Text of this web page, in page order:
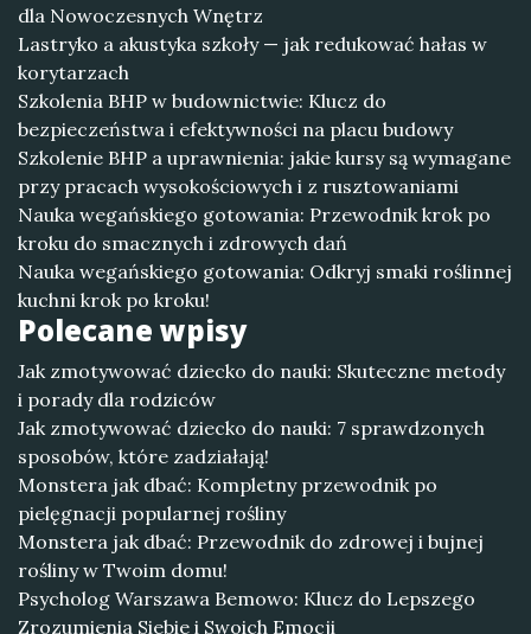
dla Nowoczesnych Wnętrz
Lastryko a akustyka szkoły — jak redukować hałas w
korytarzach
Szkolenia BHP w budownictwie: Klucz do
bezpieczeństwa i efektywności na placu budowy
Szkolenie BHP a uprawnienia: jakie kursy są wymagane
przy pracach wysokościowych i z rusztowaniami
Nauka wegańskiego gotowania: Przewodnik krok po
kroku do smacznych i zdrowych dań
Nauka wegańskiego gotowania: Odkryj smaki roślinnej
kuchni krok po kroku!
Polecane wpisy
Jak zmotywować dziecko do nauki: Skuteczne metody
i porady dla rodziców
Jak zmotywować dziecko do nauki: 7 sprawdzonych
sposobów, które zadziałają!
Monstera jak dbać: Kompletny przewodnik po
pielęgnacji popularnej rośliny
Monstera jak dbać: Przewodnik do zdrowej i bujnej
rośliny w Twoim domu!
Psycholog Warszawa Bemowo: Klucz do Lepszego
Zrozumienia Siebie i Swoich Emocji